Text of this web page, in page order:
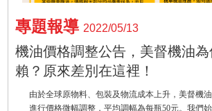
專題報導 2022/05/13
機油價格調整公告，美督機油
賴？原來差別在這裡！
由於全球原物料、包裝及物流成本上升，美督機
進行價格微幅調整，平均調幅為每瓶50元。我們